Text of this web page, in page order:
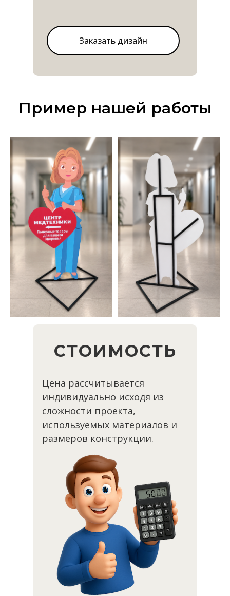
Заказать дизайн
Пример нашей работы
Цена рассчитывается
индивидуально исходя из
сложности проекта,
используемых материалов и
размеров конструкции.
СТОИМОСТЬ